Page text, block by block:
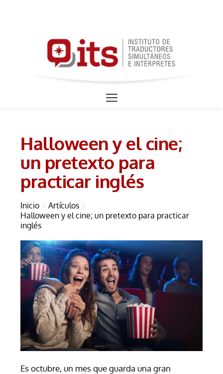
Halloween y el cine;
un pretexto para
practicar inglés
Inicio
Artículos
Halloween y el cine; un pretexto para practicar
inglés
Es octubre, un mes que guarda una gran